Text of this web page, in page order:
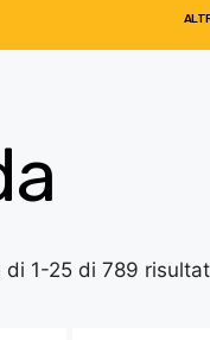
di 1-25 di 789